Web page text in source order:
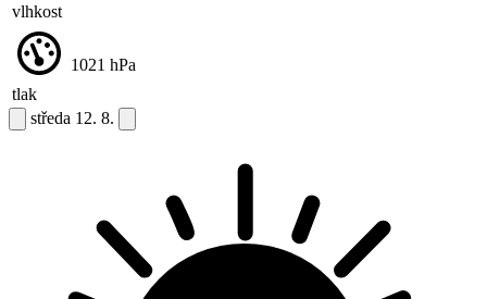
vlhkost
tlak
1021 hPa
středa 12. 8.